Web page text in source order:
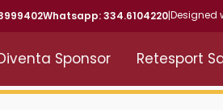
Whatsapp: 334.6104220|Designed
Sponsor
Retesport